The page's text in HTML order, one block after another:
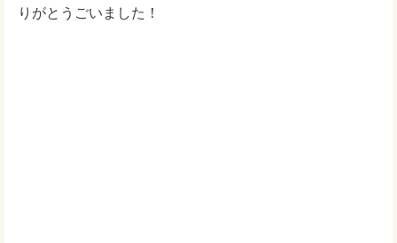
りがとうごいました！